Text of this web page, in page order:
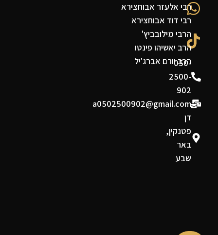
050-
2500-
902
a0502500902@gmail.com
דן
פטנקין,
באר
שבע
רבי אלעזר אבוחצירא
רבי דוד אבוחצירא
הרבי מילובביץ'
הרב יאשיהו פינטו
הרב יורם אברג'יל